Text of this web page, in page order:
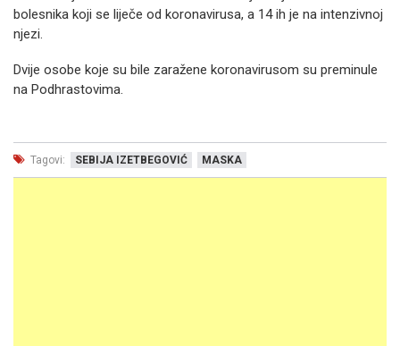
bolesnika koji se liječe od koronavirusa, a 14 ih je na intenzivnoj
njezi.
Dvije osobe koje su bile zaražene koronavirusom su preminule
na Podhrastovima.
Tagovi: SEBIJA IZETBEGOVIĆ MASKA